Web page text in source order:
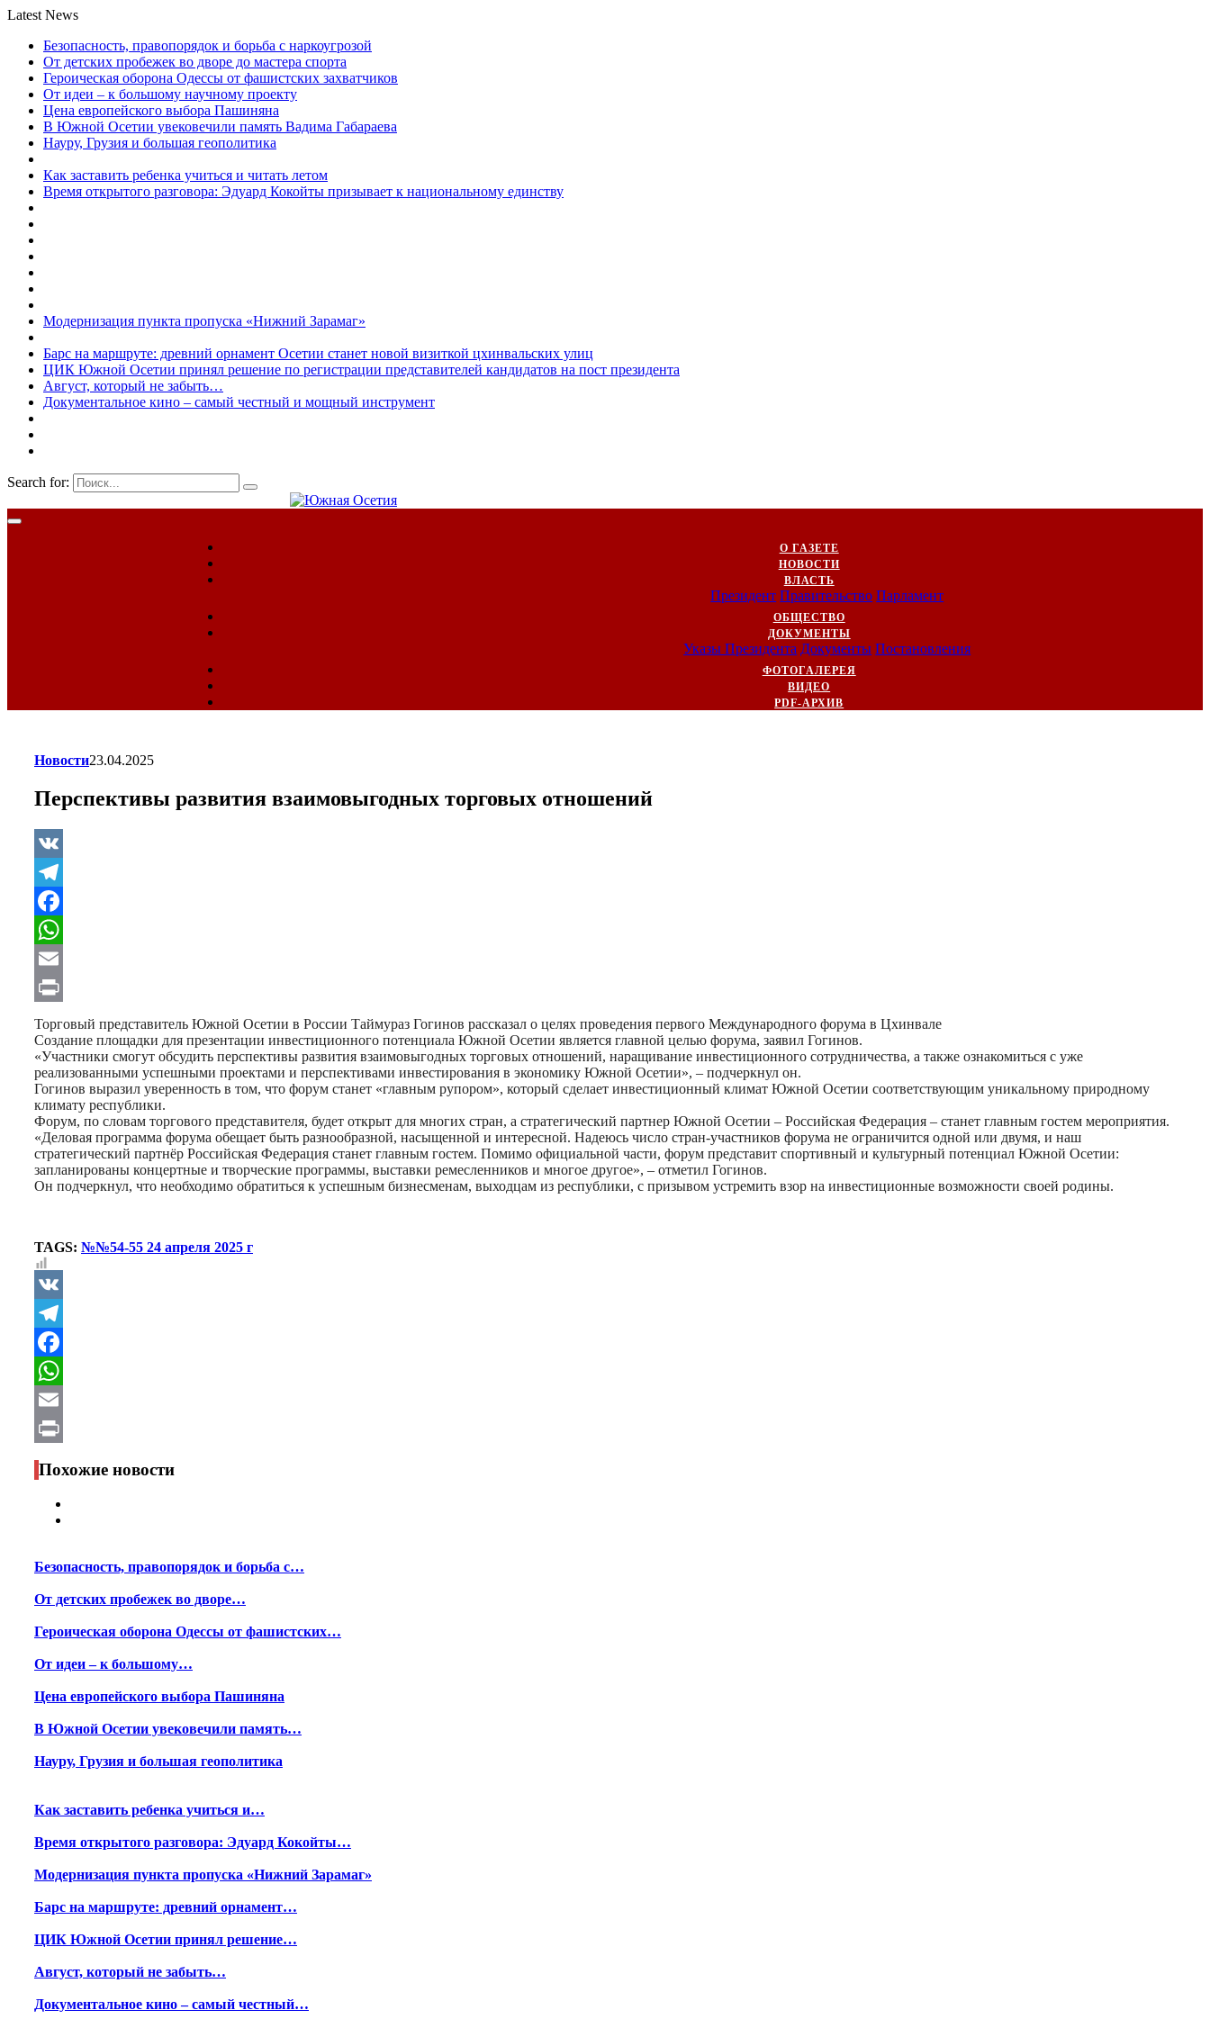
Latest News
Безопасность, правопорядок и борьба с наркоугрозой
От детских пробежек во дворе до мастера спорта
Героическая оборона Одессы от фашистских захватчиков
От идеи – к большому научному проекту
Цена европейского выбора Пашиняна
В Южной Осетии увековечили память Вадима Габараева
Науру, Грузия и большая геополитика
Как заставить ребенка учиться и читать летом
Время открытого разговора: Эдуард Кокойты призывает к национальному единству
Модернизация пункта пропуска «Нижний Зарамаг»
Барс на маршруте: древний орнамент Осетии станет новой визиткой цхинвальских улиц
ЦИК Южной Осетии принял решение по регистрации представителей кандидатов на пост президента
Август, который не забыть…
Документальное кино – самый честный и мощный инструмент
Search for:
О ГАЗЕТЕ
НОВОСТИ
ВЛАСТЬ
Президент Правительство Парламент
ОБЩЕСТВО
ДОКУМЕНТЫ
Указы Президента Документы Постановления
ФОТОГАЛЕРЕЯ
ВИДЕО
PDF-АРХИВ
Новости23.04.2025
Перспективы развития взаимовыгодных торговых отношений
VK
Telegram
Facebook
WhatsApp
Email
Print
Торговый представитель Южной Осетии в России Таймураз Гогинов рассказал о целях проведения первого Международного форума в Цхинвале
Создание площадки для презентации инвестиционного потенциала Южной Осетии является главной целью форума, заявил Гогинов.
«Участники смогут обсудить перспективы развития взаимовыгодных торговых отношений, наращивание инвестиционного сотрудничества, а также ознакомиться с уже
реализованными успешными проектами и перспективами инвестирования в экономику Южной Осетии», – подчеркнул он.
Гогинов выразил уверенность в том, что форум станет «главным рупором», который сделает инвестиционный климат Южной Осетии соответствующим уникальному природному
климату республики.
Форум, по словам торгового представителя, будет открыт для многих стран, а стратегический партнер Южной Осетии – Российская Федерация – станет главным гостем мероприятия.
«Деловая программа форума обещает быть разнообразной, насыщенной и интересной. Надеюсь число стран-участников форума не ограничится одной или двумя, и наш
стратегический партнёр Российская Федерация станет главным гостем. Помимо официальной части, форум представит спортивный и культурный потенциал Южной Осетии:
запланированы концертные и творческие программы, выставки ремесленников и многое другое», – отметил Гогинов.
Он подчеркнул, что необходимо обратиться к успешным бизнесменам, выходцам из республики, с призывом устремить взор на инвестиционные возможности своей родины.
TAGS: №№54-55 24 апреля 2025 г
VK
Telegram
Facebook
WhatsApp
Email
Print
Похожие новости
Безопасность, правопорядок и борьба с…
От детских пробежек во дворе…
Героическая оборона Одессы от фашистских…
От идеи – к большому…
Цена европейского выбора Пашиняна
В Южной Осетии увековечили память…
Науру, Грузия и большая геополитика
Как заставить ребенка учиться и…
Время открытого разговора: Эдуард Кокойты…
Модернизация пункта пропуска «Нижний Зарамаг»
Барс на маршруте: древний орнамент…
ЦИК Южной Осетии принял решение…
Август, который не забыть…
Документальное кино – самый честный…